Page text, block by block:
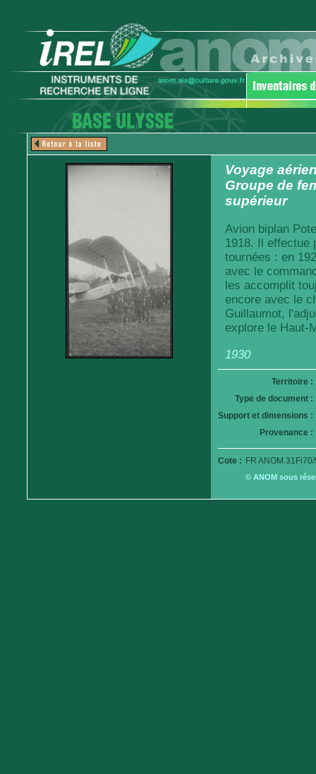
Voyage
Groupe de
supérieur
Avion biplan
1918. Il effectue
tournées : en
avec le
les accomplit
encore avec le
Guillaumot,
explore le Haut-
1930
Territoire :
Type de document :
Support et dimensions :
Provenance :
Cote : FR ANOM
© ANOM sous